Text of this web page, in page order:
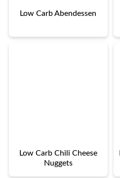
Low Carb Abendessen
Low Carb Chili Cheese
Nuggets